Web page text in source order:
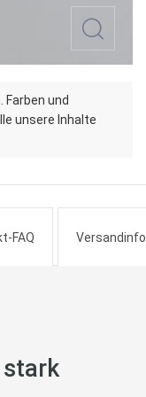
Farben und
unsere Inhalte
FAQ Versandinfo